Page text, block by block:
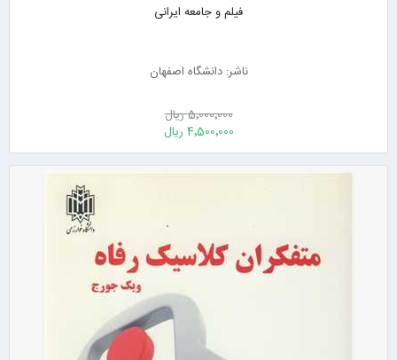
فیلم و جامعه ایرانی
ناشر: دانشگاه اصفهان
5٬000٬000 ریال
4٬500٬000 ریال